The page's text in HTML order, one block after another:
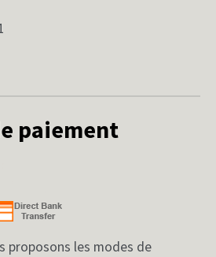
paiement
proposons les modes de